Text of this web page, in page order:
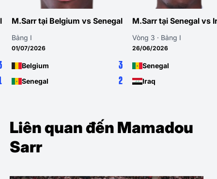
M.Sarr tại Belgium vs Senegal
Bảng I
01/07/2026
Belgium 3
Senegal 2
M.Sarr tại Senegal vs
Vòng 3 · Bảng I
26/06/2026
Senegal
Iraq
Liên quan đến Mamadou
Sarr